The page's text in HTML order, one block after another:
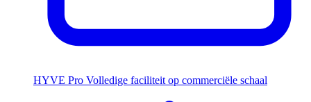
HYVE Pro Volledige faciliteit op commerciële schaal